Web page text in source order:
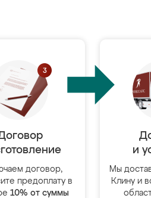
договор,
предоплату в
10% от суммы
и
Мы
Клину и